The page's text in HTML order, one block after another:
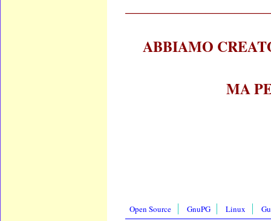
ABBIAMO
MA
Open Source GnuPG Linux